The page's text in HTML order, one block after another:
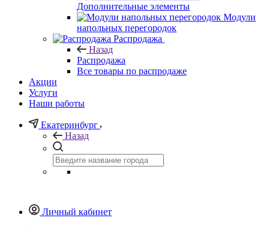
Дополнительные элементы
Модули
напольных перегородок
Распродажа
Назад
Распродажа
Все товары по распродаже
Акции
Услуги
Наши работы
Екатеринбург
Назад
Личный кабинет